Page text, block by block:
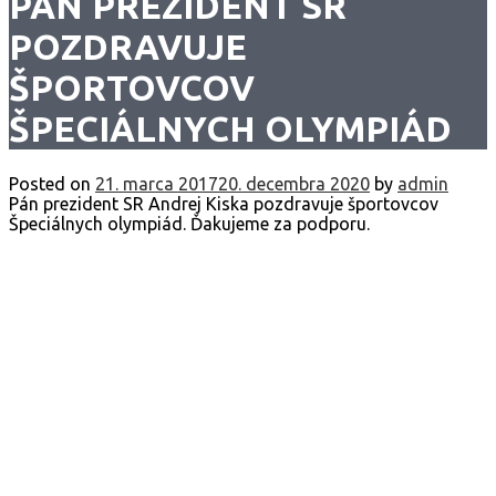
POZDRAVUJE
ŠPORTOVCOV
ŠPECIÁLNYCH OLYMPIÁD
Posted on 21. marca 201720. decembra 2020 by admin
Pán prezident SR Andrej Kiska pozdravuje športovcov
Špeciálnych olympiád. Ďakujeme za podporu.